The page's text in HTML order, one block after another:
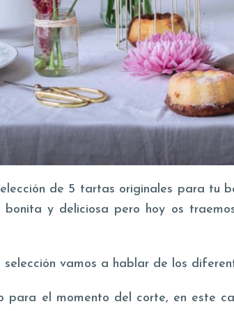
de 5 tartas originales para tu
y deliciosa pero hoy os
vamos a hablar de los
para el momento del corte, en este